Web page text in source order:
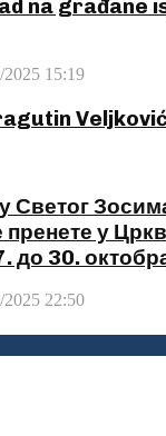
na građane
2025 15:19
Светог
у
до 30.
2025 22:50